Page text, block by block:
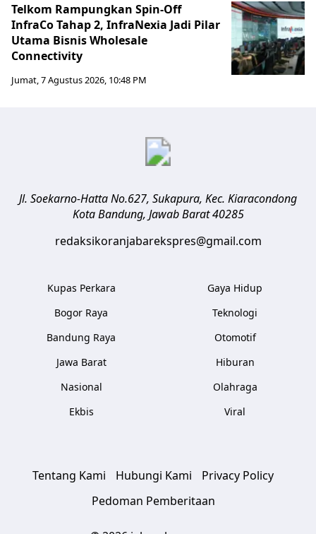
Telkom Rampungkan Spin-Off
InfraCo Tahap 2, InfraNexia Jadi Pilar
Utama Bisnis Wholesale
Connectivity
Jumat, 7 Agustus 2026, 10:48 PM
Jl. Soekarno-Hatta No.627, Sukapura, Kec. Kiaracondong
Kota Bandung, Jawab Barat 40285
redaksikoranjabarekspres@gmail.com
Kupas Perkara
Bogor Raya
Bandung Raya
Jawa Barat
Nasional
Ekbis
Gaya Hidup
Teknologi
Otomotif
Hiburan
Olahraga
Viral
Tentang Kami Hubungi Kami
Privacy Policy
Pedoman Pemberitaan